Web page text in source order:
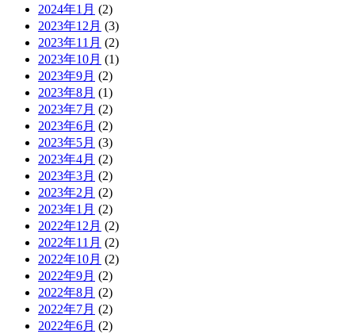
2024年1月 (2)
2023年12月 (3)
2023年11月 (2)
2023年10月 (1)
2023年9月 (2)
2023年8月 (1)
2023年7月 (2)
2023年6月 (2)
2023年5月 (3)
2023年4月 (2)
2023年3月 (2)
2023年2月 (2)
2023年1月 (2)
2022年12月 (2)
2022年11月 (2)
2022年10月 (2)
2022年9月 (2)
2022年8月 (2)
2022年7月 (2)
2022年6月 (2)